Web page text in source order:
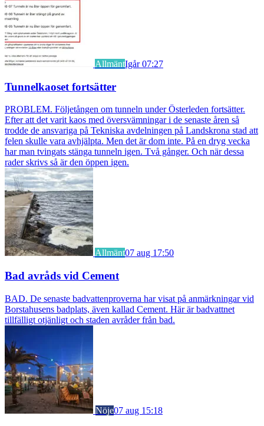
AllmäntIgår 07:27
Tunnelkaoset fortsätter
PROBLEM. Följetången om tunneln under Österleden fortsätter.
Efter att det varit kaos med översvämningar i de senaste åren så
trodde de ansvariga på Tekniska avdelningen på Landskrona stad att
felen skulle vara avhjälpta. Men det är dom inte. På en dryg vecka
har man tvingats stänga tunneln igen. Två gånger. Och när dessa
rader skrivs så är den öppen igen.
Allmänt07 aug 17:50
Bad avråds vid Cement
BAD. De senaste badvattenproverna har visat på anmärkningar vid
Borstahusens badplats, även kallad Cement. Här är badvattnet
tillfälligt otjänligt och staden avråder från bad.
Nöje07 aug 15:18